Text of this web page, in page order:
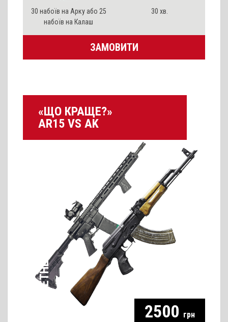
30 набоїв на Арку або 25
набоїв на Калаш
30 хв.
ЗАМОВИТИ
«ЩО КРАЩЕ?»
AR15 VS AK
ПАКЕТНЕ РІШЕННЯ
2500 грн